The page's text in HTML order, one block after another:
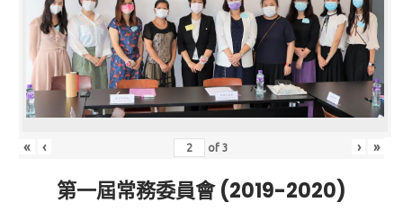
« ‹ of3 › »
第一屆常務委員會 (2019-2020)